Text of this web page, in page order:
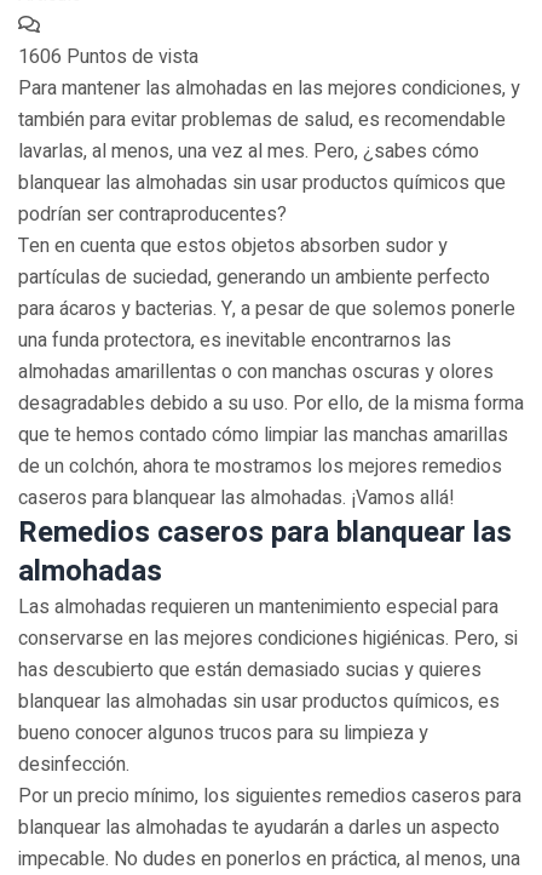
1606 Puntos de vista
Para mantener las almohadas en las mejores condiciones, y
también para evitar problemas de salud, es recomendable
lavarlas, al menos, una vez al mes. Pero, ¿sabes cómo
blanquear las almohadas sin usar productos químicos que
podrían ser contraproducentes?
Ten en cuenta que estos objetos absorben sudor y
partículas de suciedad, generando un ambiente perfecto
para ácaros y bacterias. Y, a pesar de que solemos ponerle
una funda protectora, es inevitable encontrarnos las
almohadas amarillentas o con manchas oscuras y olores
desagradables debido a su uso. Por ello, de la misma forma
que te hemos contado cómo limpiar las manchas amarillas
de un colchón, ahora te mostramos los mejores remedios
caseros para blanquear las almohadas. ¡Vamos allá!
Remedios caseros para blanquear las
almohadas
Las almohadas requieren un mantenimiento especial para
conservarse en las mejores condiciones higiénicas. Pero, si
has descubierto que están demasiado sucias y quieres
blanquear las almohadas sin usar productos químicos, es
bueno conocer algunos trucos para su limpieza y
desinfección.
Por un precio mínimo, los siguientes remedios caseros para
blanquear las almohadas te ayudarán a darles un aspecto
impecable. No dudes en ponerlos en práctica, al menos, una